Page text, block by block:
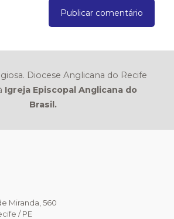
Diocese Anglicana do Recife
Igreja Episcopal Anglicana do
Brasil.
Miranda, 560
/ PE